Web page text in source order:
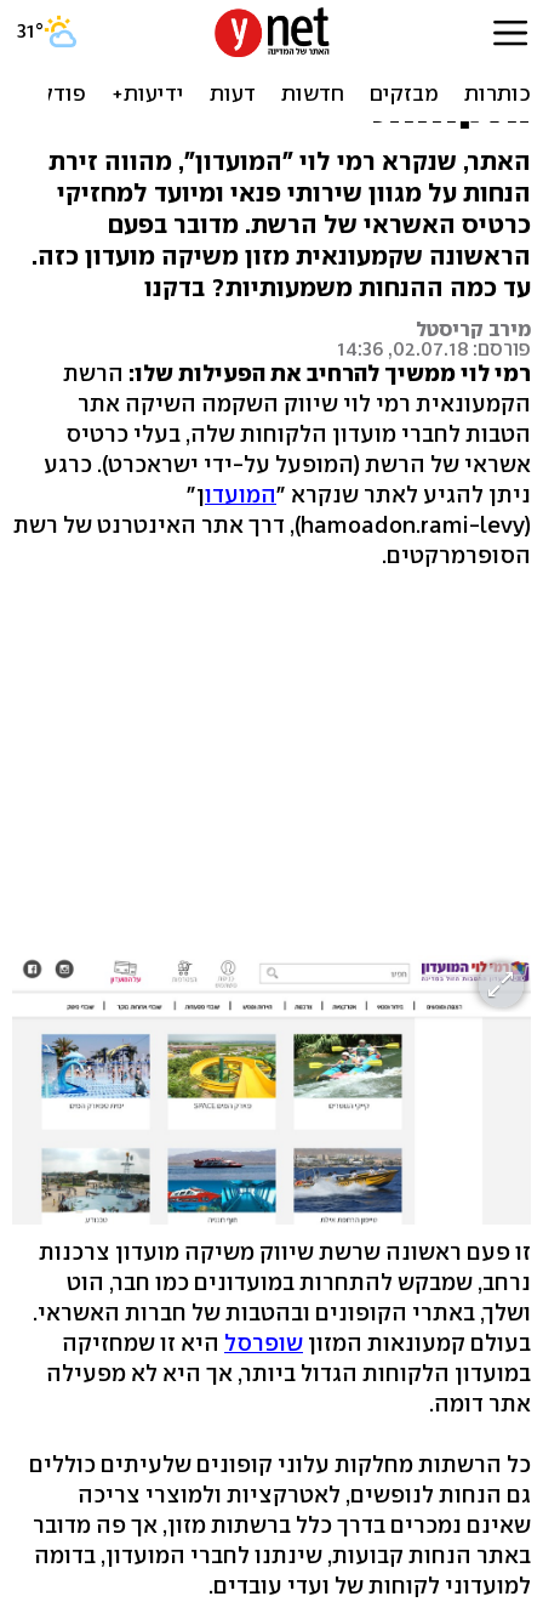
תחרות למועדון חבר: רמי לוי
השיק אתר הטבות למועדון
הלקוחות
האתר, שנקרא רמי לוי "המועדון", מהווה זירת
הנחות על מגוון שירותי פנאי ומיועד למחזיקי
כרטיס האשראי של הרשת. מדובר בפעם
הראשונה שקמעונאית מזון משיקה מועדון כזה.
עד כמה ההנחות משמעותיות? בדקנו
מירב קריסטל
פורסם: 02.07.18, 14:36
רמי לוי ממשיך להרחיב את הפעילות שלו: הרשת
הקמעונאית רמי לוי שיווק השקמה השיקה אתר
הטבות לחברי מועדון הלקוחות שלה, בעלי כרטיס
אשראי של הרשת (המופעל על-ידי ישראכרט). כרגע
ניתן להגיע לאתר שנקרא "המועדון"
(hamoadon.rami-levy), דרך אתר האינטרנט של רשת
הסופרמרקטים.
זו פעם ראשונה שרשת שיווק משיקה מועדון צרכנות
נרחב, שמבקש להתחרות במועדונים כמו חבר, הוט
ושלך, באתרי הקופונים ובהטבות של חברות האשראי.
בעולם קמעונאות המזון שופרסל היא זו שמחזיקה
במועדון הלקוחות הגדול ביותר, אך היא לא מפעילה
אתר דומה.
כל הרשתות מחלקות עלוני קופונים שלעיתים כוללים
גם הנחות לנופשים, לאטרקציות ולמוצרי צריכה
שאינם נמכרים בדרך כלל ברשתות מזון, אך פה מדובר
באתר הנחות קבועות, שינתנו לחברי המועדון, בדומה
למועדוני לקוחות של ועדי עובדים.